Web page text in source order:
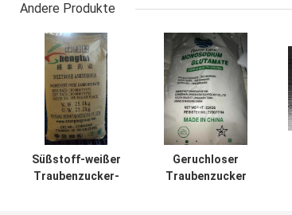
Andere Produkte
Süßstoff-weißer
Traubenzucker-
Geruchloser
Traubenzucker